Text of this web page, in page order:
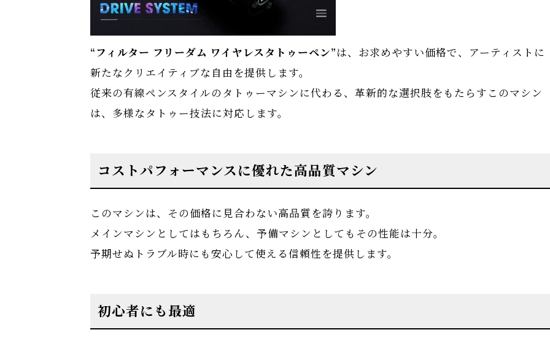
“フィルター フリーダム ワイヤレスタトゥーペン”は、お求めやすい価格で、アーティストに
新たなクリエイティブな自由を提供します。
従来の有線ペンスタイルのタトゥーマシンに代わる、革新的な選択肢をもたらすこのマシン
は、多様なタトゥー技法に対応します。
コストパフォーマンスに優れた高品質マシン
このマシンは、その価格に見合わない高品質を誇ります。
メインマシンとしてはもちろん、予備マシンとしてもその性能は十分。
予期せぬトラブル時にも安心して使える信頼性を提供します。
初心者にも最適